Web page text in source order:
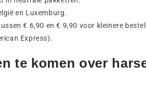
en Luxemburg.
€ 6,90 en € 9,90 voor kleinere
Express).
te komen over